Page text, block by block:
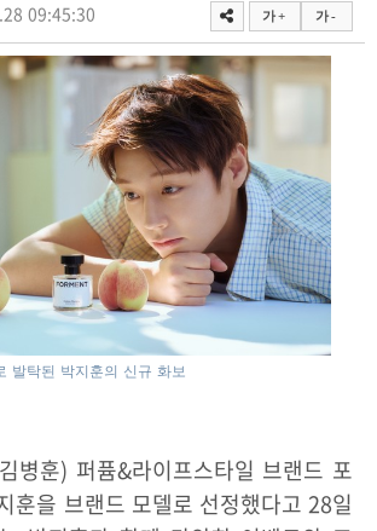
09:45:30 가 + 가 -
발탁된 박지훈의 신규 화보
병훈) 퍼퓸&라이프스타일 브랜드 포
훈을 브랜드 모델로 선정했다고 28일